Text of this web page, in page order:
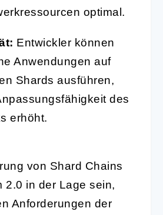
optimal.
Entwickler können
Anwendungen auf
Shards ausführen,
des
erhöht.
von Shard Chains
2.0 in der Lage sein,
Anforderungen der